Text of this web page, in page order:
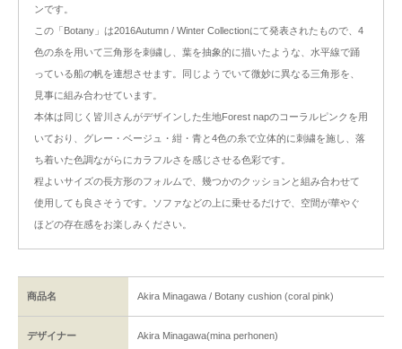
ンです。
この「Botany」は2016Autumn / Winter Collectionにて発表されたもので、4
色の糸を用いて三角形を刺繍し、葉を抽象的に描いたような、水平線で踊
っている船の帆を連想させます。同じようでいて微妙に異なる三角形を、
見事に組み合わせています。
本体は同じく皆川さんがデザインした生地Forest napのコーラルピンクを用
いており、グレー・ベージュ・紺・青と4色の糸で立体的に刺繍を施し、落
ち着いた色調ながらにカラフルさを感じさせる色彩です。
程よいサイズの長方形のフォルムで、幾つかのクッションと組み合わせて
使用しても良さそうです。ソファなどの上に乗せるだけで、空間が華やぐ
ほどの存在感をお楽しみください。
商品名 Akira Minagawa / Botany cushion (coral pink)
デザイナー Akira Minagawa(mina perhonen)